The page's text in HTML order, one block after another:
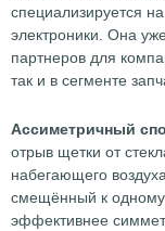
специализируется
электроники. Она
партнеров для
так и в сегменте
Ассиметричный
отрыв щетки от
набегающего
смещённый к
эффективнее